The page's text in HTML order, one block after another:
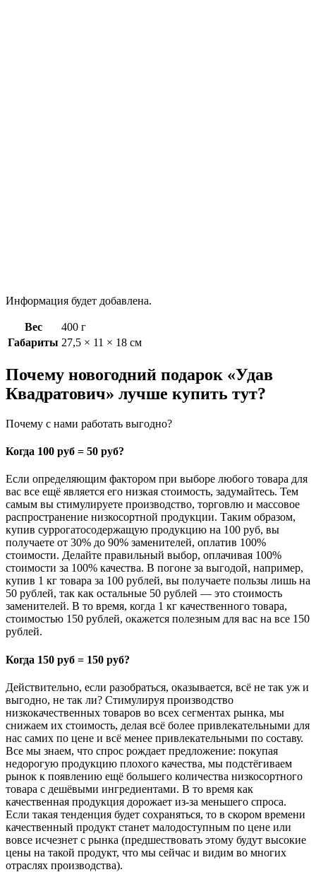
Информация будет добавлена.
Вес
400 г
Габариты 27,5 × 11 × 18 см
Почему новогодний подарок «Удав
Квадратович» лучше купить тут?
Почему с нами работать выгодно?
Когда 100 руб = 50 руб?
Если определяющим фактором при выборе любого товара для
вас все ещё является его низкая стоимость, задумайтесь. Тем
самым вы стимулируете производство, торговлю и массовое
распространение низкосортной продукции. Таким образом,
купив суррогатосодержащую продукцию на 100 руб, вы
получаете от 30% до 90% заменителей, оплатив 100%
стоимости. Делайте правильный выбор, оплачивая 100%
стоимости за 100% качества. В погоне за выгодой, например,
купив 1 кг товара за 100 рублей, вы получаете пользы лишь на
50 рублей, так как остальные 50 рублей — это стоимость
заменителей. В то время, когда 1 кг качественного товара,
стоимостью 150 рублей, окажется полезным для вас на все 150
рублей.
Когда 150 руб = 150 руб?
Действительно, если разобраться, оказывается, всё не так уж и
выгодно, не так ли? Стимулируя производство
низкокачественных товаров во всех сегментах рынка, мы
снижаем их стоимость, делая всё более привлекательными для
нас самих по цене и всё менее привлекательными по составу.
Все мы знаем, что спрос рождает предложение: покупая
недорогую продукцию плохого качества, мы подстёгиваем
рынок к появлению ещё большего количества низкосортного
товара с дешёвыми ингредиентами. В то время как
качественная продукция дорожает из-за меньшего спроса.
Если такая тенденция будет сохраняться, то в скором времени
качественный продукт станет малодоступным по цене или
вовсе исчезнет с рынка (предшествовать этому будут высокие
цены на такой продукт, что мы сейчас и видим во многих
отраслях производства).